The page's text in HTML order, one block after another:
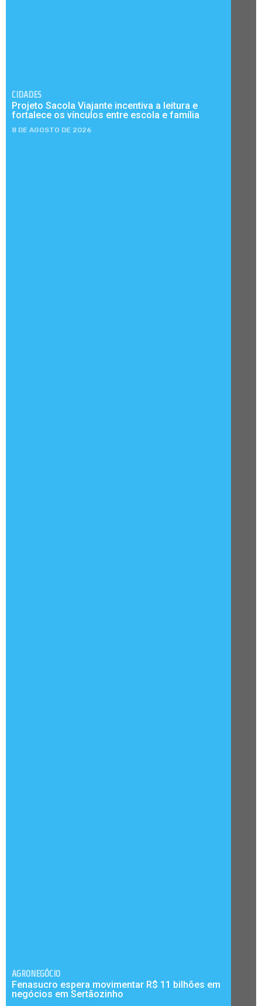
CIDADES
Projeto Sacola Viajante incentiva a leitura e
fortalece os vínculos entre escola e família
8 DE AGOSTO DE 2026
AGRONEGÓCIO
Fenasucro espera movimentar R$ 11 bilhões em
negócios em Sertãozinho